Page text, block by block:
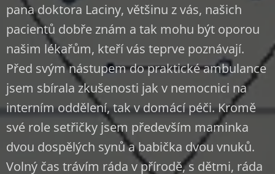
pana doktora Laciny, většinu z vás, našich
pacientů dobře znám a tak mohu být oporou
našim lékařům, kteří vás teprve poznávají.
Před svým nástupem do praktické ambulance
jsem sbírala zkušenosti jak v nemocnici na
interním oddělení, tak v domácí péči. Kromě
své role setřičky jsem především maminka
dvou dospělých synů a babička dvou vnuků.
Volný čas trávím ráda v přírodě, s dětmi, ráda